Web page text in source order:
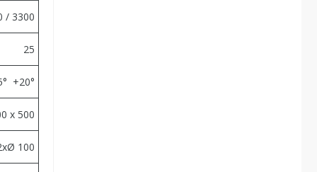
/ 3300
25
+20°
x 500
100